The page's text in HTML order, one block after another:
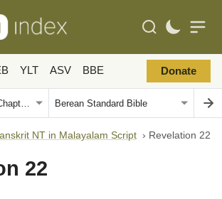
YLT ASV BBE Donate
NT in Malayalam Script › Revelation 22
22